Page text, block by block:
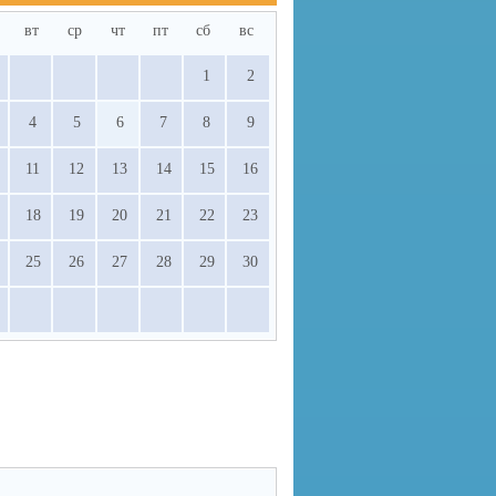
вт ср чт пт сб вс
1 2
4 5 6 7 8 9
11 12 13 14 15 16
18 19 20 21 22 23
25 26 27 28 29 30